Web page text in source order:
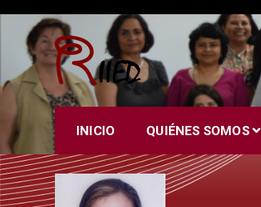
contenido
Riied
INICIO QUIÉNES SOMOS